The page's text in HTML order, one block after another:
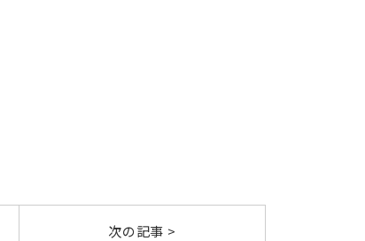
次の記事 >